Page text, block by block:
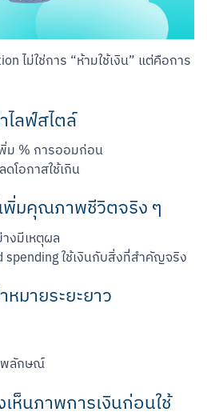
ไม่ใช่การ “ห้ามใช้เงิน” แต่คือการ
ไลฟ์สไตล์
ม % การออมก่อน
โอกาสใช้เกิน
พิ่มคุณภาพชีวิตจริง ๆ
งมีเหตุผล
spending ใช้เงินกับสิ่งที่สำคัญจริง
มายระยะยาว
พลักษณ์
ห็นภาพการเงินก่อนใช้